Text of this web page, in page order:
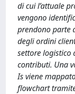
di cui l’attuale
vengono
prendono parte
degli ordini
settore logistico
contributi. Una
Is viene
flowchart